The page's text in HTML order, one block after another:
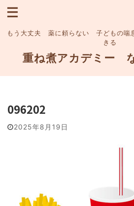
もう大丈夫 薬に頼らない 子どもの喘
きる
重ね煮アカデミー
096202
2025年8月19日